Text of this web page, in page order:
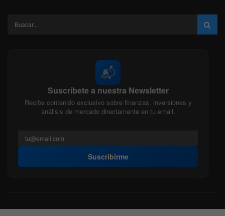
📬
Suscríbete a nuestra Newsletter
Recibe contenido exclusivo sobre finanzas, inversiones y
análisis de mercado directamente en tu email.
Suscribirme